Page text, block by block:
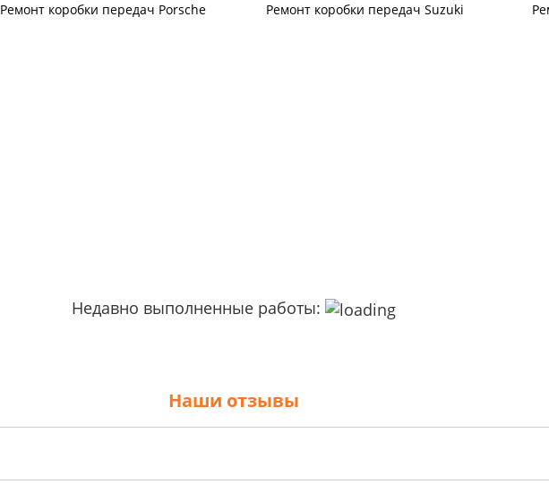
Ремонт коробки передач Porsche Ремонт коробки передач Suzuki
Недавно выполненные работы:
Наши отзывы